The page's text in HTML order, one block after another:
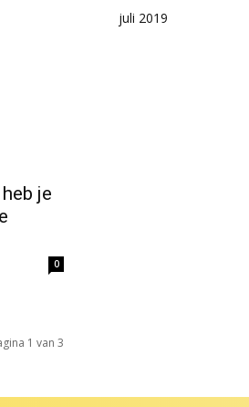
je
0
1 van 3
juli 2019